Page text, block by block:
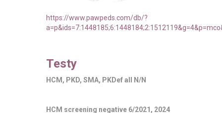
https://www.pawpeds.com/db/?
Testy
HCM, PKD, SMA, PKDef all N/N
HCM screening negative 6/2021, 2024